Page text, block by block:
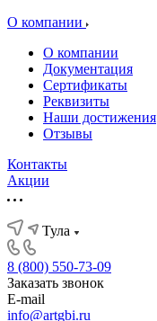
О компании
О компании
Документация
Сертификаты
Реквизиты
Наши достижения
Отзывы
Контакты
Акции
Тула
8 (800) 550-73-09
Заказать звонок
E-mail
info@artgbi.ru